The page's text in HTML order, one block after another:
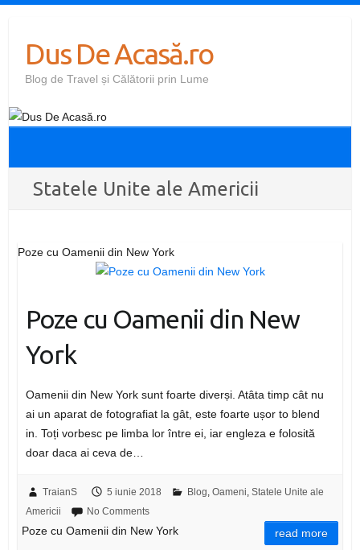
Dus De Acasă.ro
Blog de Travel și Călătorii prin Lume
Statele Unite ale Americii
Poze cu Oamenii din New York
Poze cu Oamenii din New
York
Oamenii din New York sunt foarte diverși. Atâta timp cât nu
ai un aparat de fotografiat la gât, este foarte ușor to blend
in. Toți vorbesc pe limba lor între ei, iar engleza e folosită
doar daca ai ceva de…
TraianS 5 iunie 2018 Blog, Oameni, Statele Unite ale
Americii
No Comments
Poze cu Oamenii din New York read more